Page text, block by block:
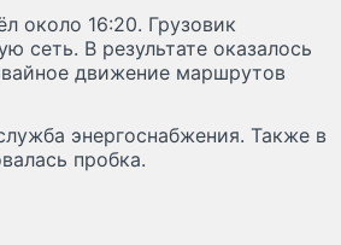
около 16:20. Грузовик
сеть. В результате оказалось
движение маршрутов
энергоснабжения. Также в
пробка.